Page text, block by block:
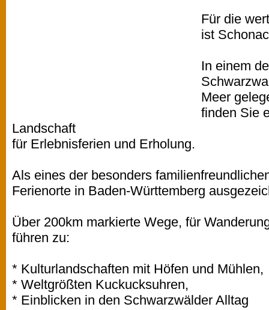
Für die
ist
In einem
Meer
finden Sie
Landschaft
für Erlebnisferien und Erholung.
Als eines der besonders
Ferienorte in Baden-Württemberg
Über 200km markierte Wege, für
führen zu:
* Kulturlandschaften mit Höfen und Mühlen,
* Weltgrößten Kuckucksuhren,
* Einblicken in den Schwarzwälder Alltag